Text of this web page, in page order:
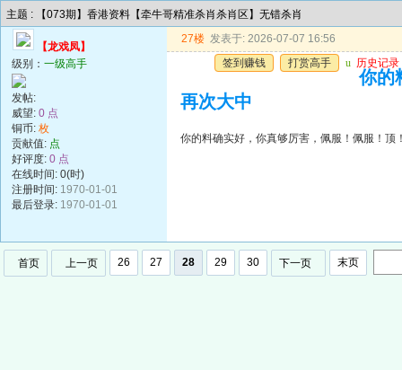
主题 : 【073期】香港资料【牵牛哥精准杀肖杀肖区】无错杀肖
【龙戏凤】
级别： 一级高手
发帖:
威望: 0 点
铜币: 枚
贡献值: 点
好评度: 0 点
在线时间: 0(时)
注册时间: 1970-01-01
最后登录: 1970-01-01
27楼 发表于: 2026-07-07 16:56
签到赚钱
打赏高手 u 历史记录
你的
再次大中
你的料确实好，你真够厉害，佩服！佩服！顶
首页 上一页 26 27 28 29 30 下一页 末页